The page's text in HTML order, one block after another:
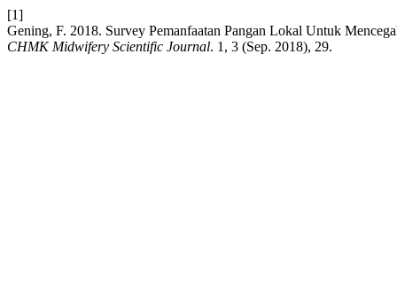
[1]
Gening, F. 2018. Survey Pemanfaatan Pangan Lokal Untuk
CHMK Midwifery Scientific Journal. 1, 3 (Sep. 2018), 29.